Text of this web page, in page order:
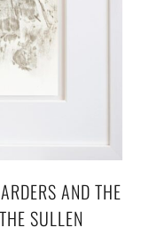
AND THE
SULLEN